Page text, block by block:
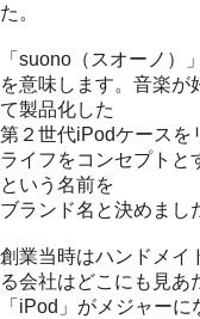
た。
「suono（スオーノ）
を意味します。音楽が
て製品化した
第２世代iPodケースを
ライフをコンセプトと
という名前を
ブランド名と決めまし
創業当時はハンドメイ
る会社はどこにも見あ
「iPod」がメジャー